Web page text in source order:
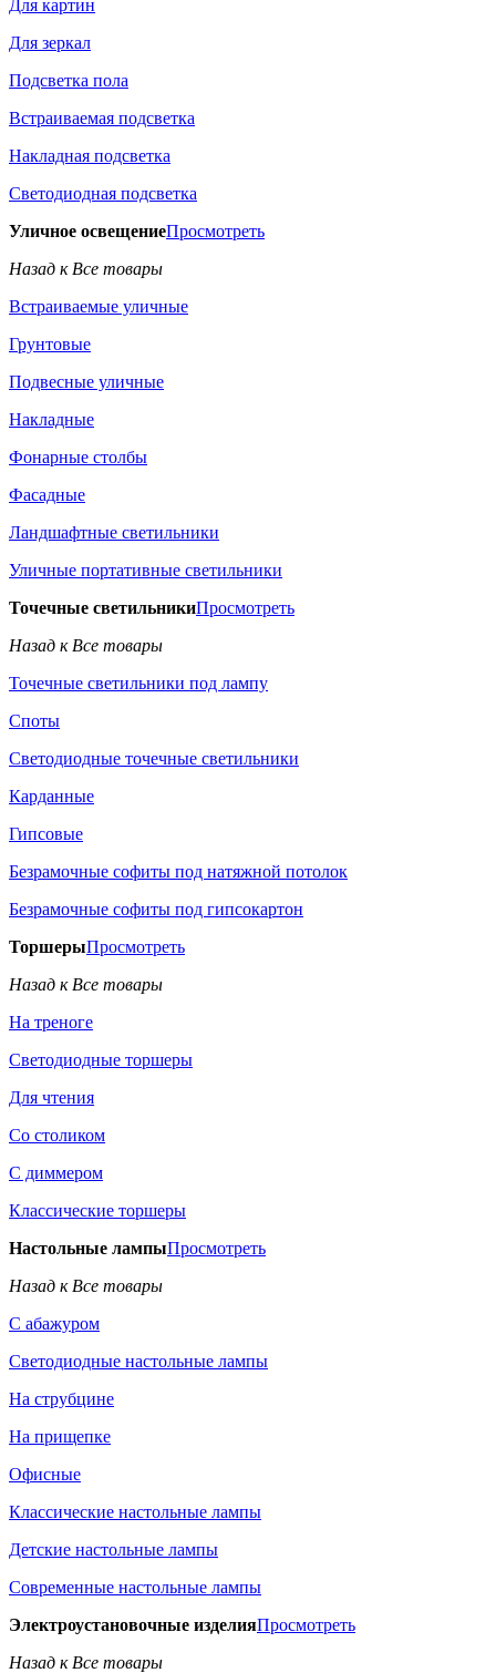
Для картин
Для зеркал
Подсветка пола
Встраиваемая подсветка
Накладная подсветка
Светодиодная подсветка
Уличное освещениеПросмотреть
Назад к Все товары
Встраиваемые уличные
Грунтовые
Подвесные уличные
Накладные
Фонарные столбы
Фасадные
Ландшафтные светильники
Уличные портативные светильники
Точечные светильникиПросмотреть
Назад к Все товары
Точечные светильники под лампу
Споты
Светодиодные точечные светильники
Карданные
Гипсовые
Безрамочные софиты под натяжной потолок
Безрамочные софиты под гипсокартон
ТоршерыПросмотреть
Назад к Все товары
На треноге
Светодиодные торшеры
Для чтения
Со столиком
С диммером
Классические торшеры
Настольные лампыПросмотреть
Назад к Все товары
С абажуром
Светодиодные настольные лампы
На струбцине
На прищепке
Офисные
Классические настольные лампы
Детские настольные лампы
Современные настольные лампы
Электроустановочные изделияПросмотреть
Назад к Все товары